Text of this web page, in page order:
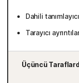
Dahili
Tarayıcı
Üçüncü